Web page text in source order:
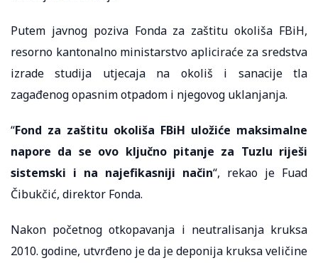
Putem javnog poziva Fonda za zaštitu okoliša FBiH,
resorno kantonalno ministarstvo apliciraće za sredstva
izrade studija utjecaja na okoliš i sanacije tla
zagađenog opasnim otpadom i njegovog uklanjanja.
“Fond za zaštitu okoliša FBiH uložiće maksimalne
napore da se ovo ključno pitanje za Tuzlu riješi
sistemski i na najefikasniji način“, rekao je Fuad
Čibukčić, direktor Fonda.
Nakon početnog otkopavanja i neutralisanja kruksa
2010. godine, utvrđeno je da je deponija kruksa veličine